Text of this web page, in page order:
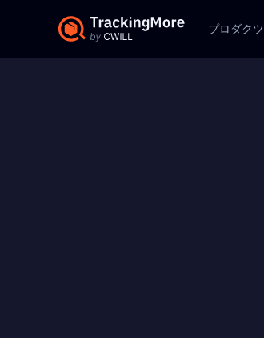
プロダクツ